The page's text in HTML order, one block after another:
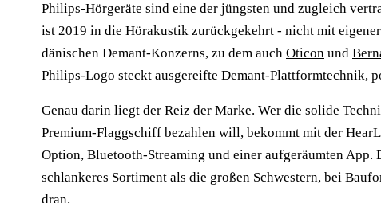
Philips-Hörgeräte sind eine der jüngsten und zugleich
ist 2019 in die Hörakustik zurückgekehrt - nicht mit
dänischen Demant-Konzerns, zu dem auch Oticon und
Philips-Logo steckt ausgereifte Demant-Plattformtechnik,
Genau darin liegt der Reiz der Marke. Wer die solide
Premium-Flaggschiff bezahlen will, bekommt mit der
Option, Bluetooth-Streaming und einer aufgeräumten
schlankeres Sortiment als die großen Schwestern, bei
dran.